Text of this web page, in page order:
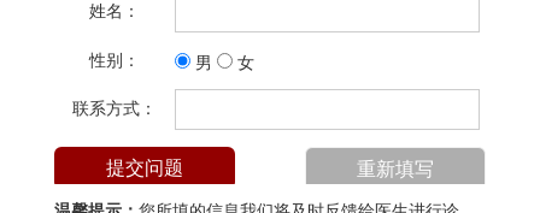
姓名：
性别： 男 女
联系方式：